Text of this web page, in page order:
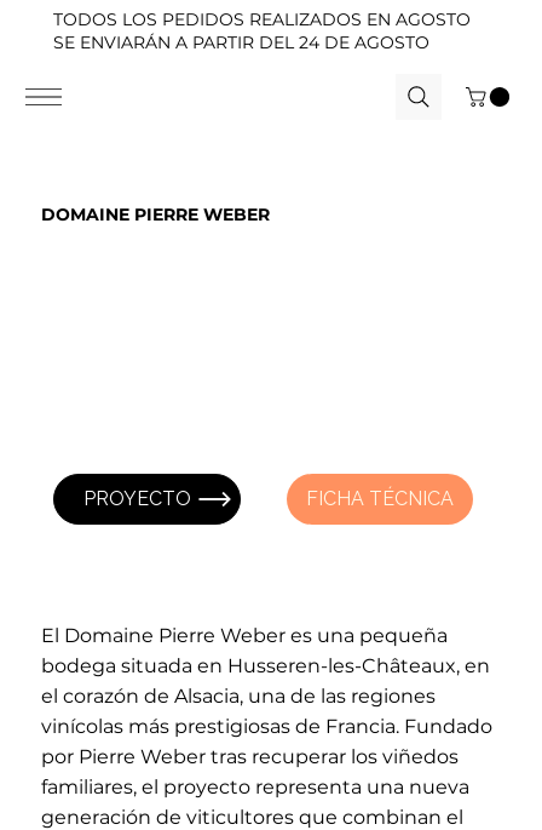
TODOS LOS PEDIDOS REALIZADOS EN AGOSTO
SE ENVIARÁN A PARTIR DEL 24 DE AGOSTO
DOMAINE PIERRE WEBER
PROYECTO FICHA TÉCNICA
El Domaine Pierre Weber es una pequeña
bodega situada en Husseren-les-Châteaux, en
el corazón de Alsacia, una de las regiones
vinícolas más prestigiosas de Francia. Fundado
por Pierre Weber tras recuperar los viñedos
familiares, el proyecto representa una nueva
generación de viticultores que combinan el